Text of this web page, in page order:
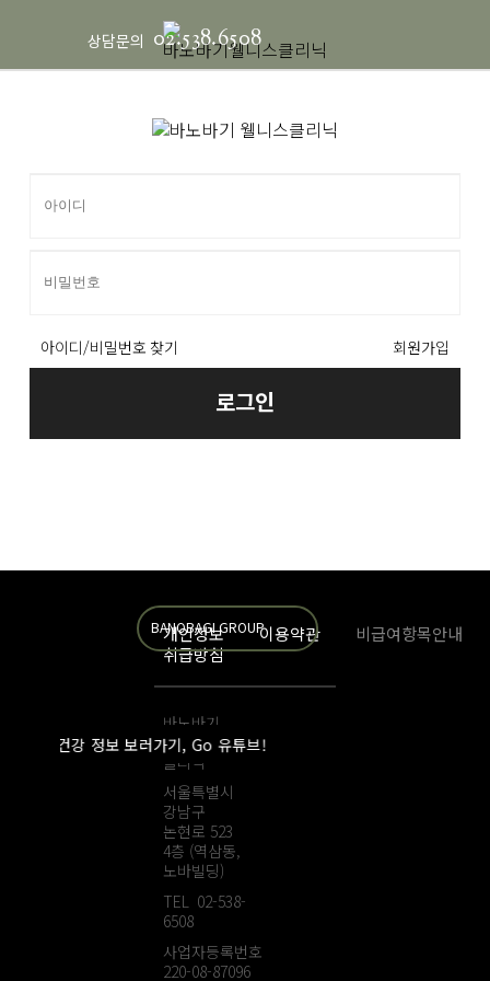
상담문의 02.538.6508
유익한 건강 정보 보러가기, Go 유튜브!
아이디/비밀번호 찾기 회원가입
로그인
개인정보
취급방침
이용약관 비급여항목안내
바노바기
웰니스
클리닉
서울특별시
강남구
논현로 523
4층 (역삼동,
노바빌딩)
TEL 02-538-
6508
사업자등록번호
220-08-87096
BANOBAGI GROUP